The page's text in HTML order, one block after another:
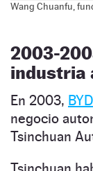
Wang Chuanfu,
2003-
industria
En 2003, BYD
negocio
Tsinchuan